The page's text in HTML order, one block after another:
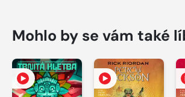
Mohlo by se vám také